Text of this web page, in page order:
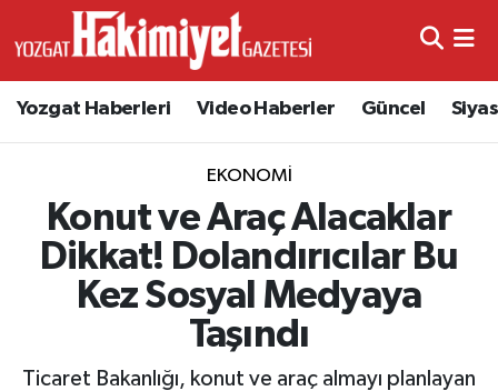
Yozgat Haberleri Video Haberler Güncel
EKONOMI
Konut ve Araç Alacaklar
Dikkat! Dolandırıcılar Bu
Kez Sosyal Medyaya
Taşındı
Ticaret Bakanlığı, konut ve araç almayı planlayan